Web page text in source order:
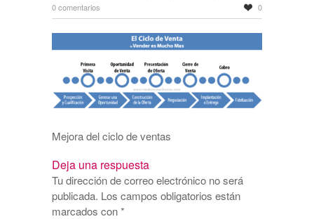
0 comentarios
0
Mejora del ciclo de ventas
Deja una respuesta
Tu dirección de correo electrónico no será
publicada. Los campos obligatorios están
marcados con*